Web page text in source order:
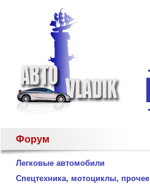
Форум
Легковые автомобили
Спецтехника, мотоциклы, прочее